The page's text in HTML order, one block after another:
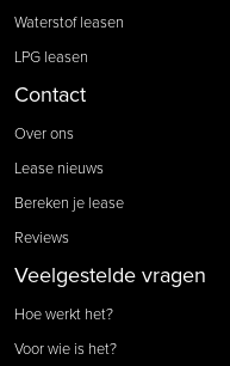
Waterstof leasen
LPG leasen
Contact
Over ons
Lease nieuws
Bereken je lease
Reviews
Veelgestelde vragen
Hoe werkt het?
Voor wie is het?